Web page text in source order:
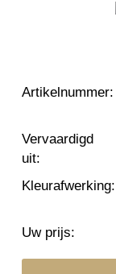
Artikelnummer:
Vervaardigd
uit:
Kleurafwerking:
Uw prijs: